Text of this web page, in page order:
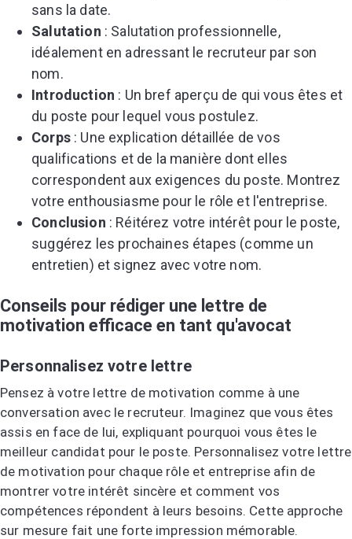
sans la date.
Salutation : Salutation professionnelle,
idéalement en adressant le recruteur par son
nom.
Introduction : Un bref aperçu de qui vous êtes et
du poste pour lequel vous postulez.
Corps: Une explication détaillée de vos
qualifications et de la manière dont elles
correspondent aux exigences du poste. Montrez
votre enthousiasme pour le rôle et l'entreprise.
Conclusion : Réitérez votre intérêt pour le poste,
suggérez les prochaines étapes (comme un
entretien) et signez avec votre nom.
Conseils pour rédiger une lettre de
motivation efficace en tant qu'avocat
Personnalisez votre lettre
Pensez à votre lettre de motivation comme à une
conversation avec le recruteur. Imaginez que vous êtes
assis en face de lui, expliquant pourquoi vous êtes le
meilleur candidat pour le poste. Personnalisez votre lettre
de motivation pour chaque rôle et entreprise afin de
montrer votre intérêt sincère et comment vos
compétences répondent à leurs besoins. Cette approche
sur mesure fait une forte impression mémorable.